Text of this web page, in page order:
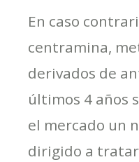
En caso
centramina,
derivados de
últimos 4 años
el mercado un
dirigido a